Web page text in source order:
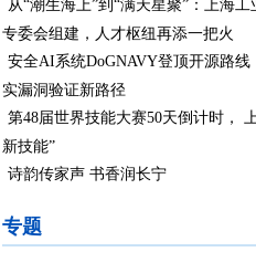
从“潮生海上”到“满天星聚”：上海
专委会组建，人才枢纽再添一把火
安全AI系统DoGNAVY登顶开源路线
实漏洞验证新路径
第48届世界技能大赛50天倒计时，
新技能”
诗韵传家声 书香润长宁
专题